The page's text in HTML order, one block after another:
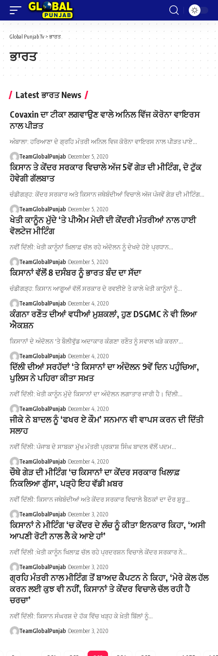
Global Punjab Tv > ਭਾਰਤ
ਭਾਰਤ
Latest ਭਾਰਤ News
Covaxin ਦਾ ਟੀਕਾ ਲਗਵਾਉਣ ਵਾਲੇ ਅਨਿਲ ਵਿੱਜ ਕੋਰੋਨਾ ਵਾਇਰਸ
ਨਾਲ ਪੀੜਤ
ਅੰਬਾਲਾ: ਹਰਿਆਣਾ ਦੇ ਗ੍ਰਹਿ ਮੰਤਰੀ ਅਨਿਲ ਵਿਜ ਕੋਰੋਨਾ ਵਾਇਰਸ ਨਾਲ ਪੀੜਤ ਪਾਏ…
TeamGlobalPunjab December 5, 2020
ਕਿਸਾਨ ਤੇ ਕੇਂਦਰ ਸਰਕਾਰ ਵਿਚਾਲੇ ਅੱਜ 5ਵੇਂ ਗੇੜ ਦੀ ਮੀਟਿੰਗ, ਦੋ ਟੁੱਕ
ਹੋਵੇਗੀ ਗੱਲਬਾਤ
ਚੰਡੀਗੜ੍ਹ: ਕੇਂਦਰ ਸਰਕਾਰ ਅਤੇ ਕਿਸਾਨ ਜਥੇਬੰਦੀਆਂ ਵਿਚਾਲੇ ਅੱਜ ਪੰਜਵੇਂ ਗੇੜ ਦੀ ਮੀਟਿੰਗ…
TeamGlobalPunjab December 5, 2020
ਖੇਤੀ ਕਾਨੂੰਨ ਮੁੱਦੇ ‘ਤੇ ਪੀਐਮ ਮੋਦੀ ਦੀ ਕੇਂਦਰੀ ਮੰਤਰੀਆਂ ਨਾਲ ਹਾਈ
ਵੋਲਟੇਜ ਮੀਟਿੰਗ
ਨਵੀਂ ਦਿੱਲੀ: ਖੇਤੀ ਕਾਨੂੰਨਾਂ ਖ਼ਿਲਾਫ਼ ਚੱਲ ਰਹੇ ਅੰਦੋਲਨ ਨੂੰ ਦੇਖਦੇ ਹੋਏ ਪ੍ਰਧਾਨ…
TeamGlobalPunjab December 5, 2020
ਕਿਸਾਨਾਂ ਵੱਲੋਂ 8 ਦਸੰਬਰ ਨੂੰ ਭਾਰਤ ਬੰਦ ਦਾ ਸੱਦਾ
ਚੰਡੀਗੜ੍ਹ: ਕਿਸਾਨ ਆਗੂਆਂ ਵੱਲੋਂ ਸਰਕਾਰ ਦੇ ਰਵਈਏ ਤੇ ਕਾਲੇ ਖੇਤੀ ਕਾਨੂੰਨਾਂ ਨੂੰ…
TeamGlobalPunjab December 4, 2020
ਕੰਗਨਾ ਰਣੌਤ ਦੀਆਂ ਵਧੀਆਂ ਮੁਸ਼ਕਲਾਂ, ਹੁਣ DSGMC ਨੇ ਵੀ ਲਿਆ
ਐਕਸ਼ਨ
ਕਿਸਾਨਾਂ ਦੇ ਅੰਦੋਲਨ 'ਤੇ ਬੌਲੀਵੁੱਡ ਅਦਾਕਾਰ ਕੰਗਣਾ ਰਣੌਤ ਨੂੰ ਸਵਾਲ ਖੜੇ ਕਰਨਾ…
TeamGlobalPunjab December 4, 2020
ਦਿੱਲੀ ਦੀਆਂ ਸਰਹੱਦਾਂ ‘ਤੇ ਕਿਸਾਨਾਂ ਦਾ ਅੰਦੋਲਨ 9ਵੇਂ ਦਿਨ ਪਹੁੰਚਿਆ,
ਪੁਲਿਸ ਨੇ ਪਹਿਰਾ ਕੀਤਾ ਸਖ਼ਤ
ਨਵੀਂ ਦਿੱਲੀ: ਖੇਤੀ ਕਾਨੂੰਨ ਮੁੱਦੇ ਕਿਸਾਨਾਂ ਦਾ ਅੰਦੋਲਨ ਲਗਾਤਾਰ ਜਾਰੀ ਹੈ। ਦਿੱਲੀ…
TeamGlobalPunjab December 4, 2020
ਜੀਕੇ ਨੇ ਬਾਦਲ ਨੂੰ ‘ਫਖਰ ਏ ਕੌਮ’ ਸਨਮਾਨ ਵੀ ਵਾਪਸ ਕਰਨ ਦੀ ਦਿੱਤੀ
ਸਲਾਹ
ਨਵੀਂ ਦਿੱਲੀ: ਪੰਜਾਬ ਦੇ ਸਾਬਕਾ ਮੁੱਖ ਮੰਤਰੀ ਪ੍ਰਕਾਸ਼ ਸਿੰਘ ਬਾਦਲ ਵੱਲੋਂ ਪਦਮ…
TeamGlobalPunjab December 4, 2020
ਚੌਥੇ ਗੇੜ ਦੀ ਮੀਟਿੰਗ ‘ਚ ਕਿਸਾਨਾਂ ਦਾ ਕੇਂਦਰ ਸਰਕਾਰ ਖਿਲਾਫ਼
ਨਿਕਲਿਆ ਗੁੱਸਾ, ਪੜ੍ਹੋ ਇਹ ਵੱਡੀ ਖ਼ਬਰ
ਨਵੀਂ ਦਿੱਲੀ: ਕਿਸਾਨ ਜਥੇਬੰਦੀਆਂ ਅਤੇ ਕੇਂਦਰ ਸਰਕਾਰ ਵਿਚਾਲੇ ਬੈਠਕਾਂ ਦਾ ਦੌਰ ਸ਼ੁਰੂ…
TeamGlobalPunjab December 3, 2020
ਕਿਸਾਨਾਂ ਨੇ ਮੀਟਿੰਗ ‘ਚ ਕੇਂਦਰ ਦੇ ਲੰਚ ਨੂੰ ਕੀਤਾ ਇਨਕਾਰ ਕਿਹਾ, ‘ਅਸੀ
ਆਪਣੀ ਰੋਟੀ ਨਾਲ ਲੈ ਕੇ ਆਏ ਹਾਂ’
ਨਵੀਂ ਦਿੱਲੀ :ਖੇਤੀ ਕਾਨੂੰਨ ਖਿਲਾਫ਼ ਚੱਲ ਰਹੇ ਪ੍ਰਦਰਸ਼ਨ ਵਿਚਾਲੇ ਕੇਂਦਰ ਸਰਕਾਰ ਨੇ…
TeamGlobalPunjab December 3, 2020
ਗ੍ਰਹਿ ਮੰਤਰੀ ਨਾਲ ਮੀਟਿੰਗ ਤੋਂ ਬਾਅਦ ਕੈਪਟਨ ਨੇ ਕਿਹਾ, ‘ਮੇਰੇ ਕੋਲ ਹੱਲ
ਕਰਨ ਲਈ ਕੁਝ ਵੀ ਨਹੀਂ, ਕਿਸਾਨਾਂ ਤੇ ਕੇਂਦਰ ਵਿਚਾਲੇ ਚੱਲ ਰਹੀ ਹੈ
ਚਰਚਾ’
ਨਵੀਂ ਦਿੱਲੀ: ਕਿਸਾਨ ਸੰਘਰਸ਼ ਦੇ ਹੱਕ ਵਿੱਚ ਖੜ੍ਹ ਕੇ ਖ਼ੇਤੀ ਬਿੱਲਾਂ ਨੂੰ…
TeamGlobalPunjab December 3, 2020